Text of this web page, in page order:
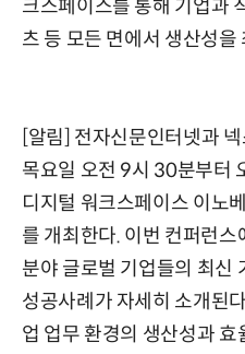
크스페이스를 통해 기업과
츠 등 모든 면에서 생산성을
[알림] 전자신문인터넷과
목요일 오전 9시 30분부터
디지털 워크스페이스 이노
를 개최한다. 이번 컨퍼런
분야 글로벌 기업들의 최신
성공사례가 자세히 소개된
업 업무 환경의 생산성과